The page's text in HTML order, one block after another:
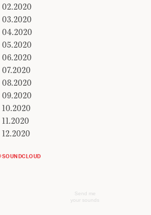
02.2020
03.2020
04.2020
05.2020
06.2020
07.2020
08.2020
09.2020
10.2020
11.2020
12.2020
Send me
your sounds